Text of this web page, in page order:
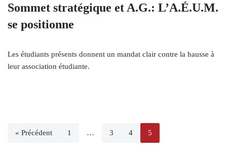
Sommet stratégique et A.G.: L’A.É.U.M.
se positionne
Les étudiants présents donnent un mandat clair contre la hausse à
leur association étudiante.
« Précédent 1 … 3 4 5